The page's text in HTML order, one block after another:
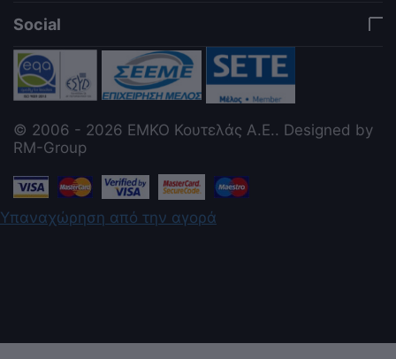
Code: 014.0511
Τιμή Web
9.63200 € 6.81600 €
Social
© 2006 - 2026 ΕΜΚΟ Κουτελάς Α.Ε.. Designed by
RM-Group
Υπαναχώρηση από την αγορά